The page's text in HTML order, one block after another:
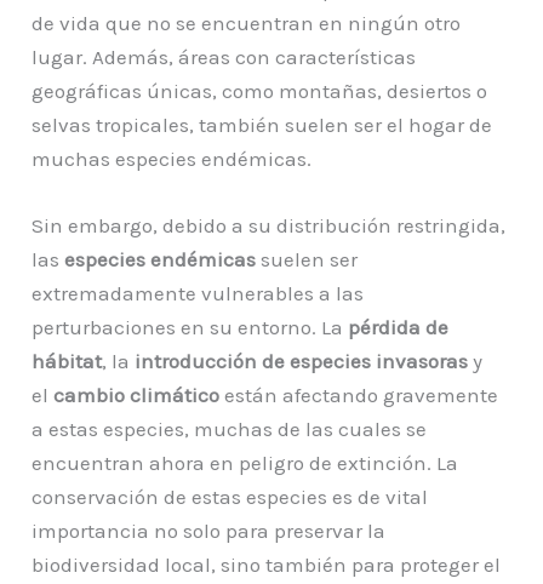
de vida que no se encuentran en ningún otro
lugar. Además, áreas con características
geográficas únicas, como montañas, desiertos o
selvas tropicales, también suelen ser el hogar de
muchas especies endémicas.
Sin embargo, debido a su distribución restringida,
lasespecies endémicas suelen ser
extremadamente vulnerables a las
perturbaciones en su entorno. La pérdida de
hábitat, la introducción de especies invasoras y
elcambio climático están afectando gravemente
a estas especies, muchas de las cuales se
encuentran ahora en peligro de extinción. La
conservación de estas especies es de vital
importancia no solo para preservar la
biodiversidad local, sino también para proteger el